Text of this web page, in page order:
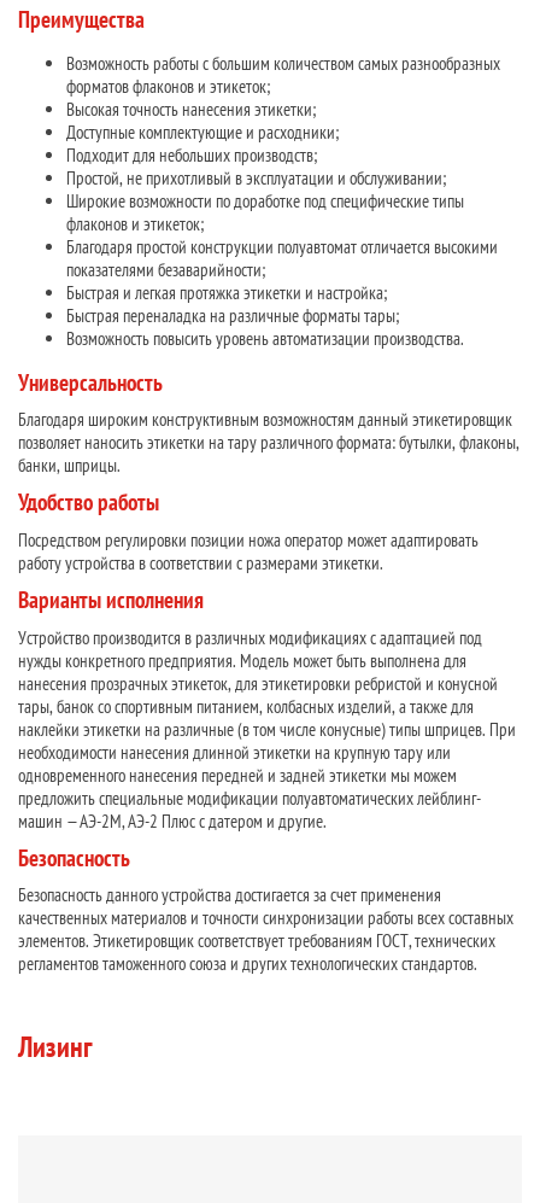
Преимущества
Возможность работы с большим количеством самых разнообразных
форматов флаконов и этикеток;
Высокая точность нанесения этикетки;
Доступные комплектующие и расходники;
Подходит для небольших производств;
Простой, не прихотливый в эксплуатации и обслуживании;
Широкие возможности по доработке под специфические типы
флаконов и этикеток;
Благодаря простой конструкции полуавтомат отличается высокими
показателями безаварийности;
Быстрая и легкая протяжка этикетки и настройка;
Быстрая переналадка на различные форматы тары;
Возможность повысить уровень автоматизации производства.
Универсальность
Благодаря широким конструктивным возможностям данный этикетировщик
позволяет наносить этикетки на тару различного формата: бутылки, флаконы,
банки, шприцы.
Удобство работы
Посредством регулировки позиции ножа оператор может адаптировать
работу устройства в соответствии с размерами этикетки.
Варианты исполнения
Устройство производится в различных модификациях с адаптацией под
нужды конкретного предприятия. Модель может быть выполнена для
нанесения прозрачных этикеток, для этикетировки ребристой и конусной
тары, банок со спортивным питанием, колбасных изделий, а также для
наклейки этикетки на различные (в том числе конусные) типы шприцев. При
необходимости нанесения длинной этикетки на крупную тару или
одновременного нанесения передней и задней этикетки мы можем
предложить специальные модификации полуавтоматических лейблинг-
машин — АЭ-2М, АЭ-2 Плюс с датером и другие.
Безопасность
Безопасность данного устройства достигается за счет применения
качественных материалов и точности синхронизации работы всех составных
элементов. Этикетировщик соответствует требованиям ГОСТ, технических
регламентов таможенного союза и других технологических стандартов.
Лизинг